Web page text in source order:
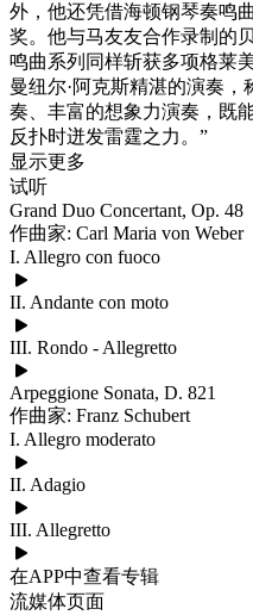
外，他还凭借海顿钢琴奏鸣
奖。他与马友友合作录制的
鸣曲系列同样斩获多项格莱
曼纽尔·阿克斯精湛的演奏
奏、丰富的想象力演奏，既
反扑时迸发雷霆之力。”
显示更多
试听
Grand Duo Concertant, Op. 48
作曲家: Carl Maria von Weber
I. Allegro con fuoco
II. Andante con moto
III. Rondo - Allegretto
Arpeggione Sonata, D. 821
作曲家: Franz Schubert
I. Allegro moderato
II. Adagio
III. Allegretto
在APP中查看专辑
流媒体页面